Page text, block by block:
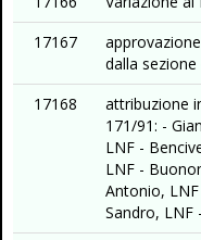
17167
dalla
17168
attribuzione
171/91: -
LNF -
LNF -
Antonio,
Sandro, LNF